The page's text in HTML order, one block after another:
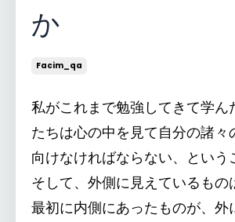
か
Facim_qa
私がこれまで勉強してきて学ん
たちは心の中を見て自分の諸々
向けなければならない、という
そして、外側に見えているもの
最初に内側にあったものが、外